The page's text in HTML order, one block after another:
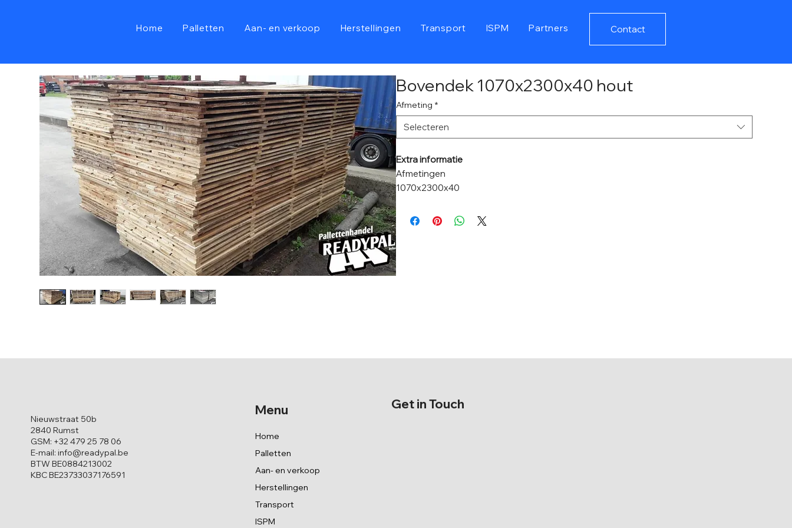
Contact
Home Palletten Aan- en verkoop Herstellingen Transport ISPM Partners
Bovendek 1070x2300x40 hout
Afmeting *
Selecteren
Extra informatie
Afmetingen
1070x2300x40
Nieuwstraat 50b
2840 Rumst
GSM: +32 479 25 78 06
E-mail:info@readypal.be
BTW BE0884213002
KBC BE23733037176591
Home
Palletten
Aan- en verkoop
Herstellingen
Transport
ISPM
Menu Get in Touch